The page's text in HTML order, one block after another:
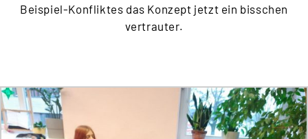
Beispiel-Konfliktes das Konzept jetzt ein bisschen
vertrauter.